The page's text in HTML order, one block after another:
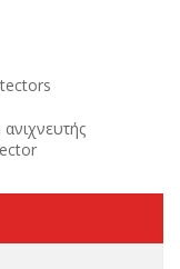
ανιχνευτής